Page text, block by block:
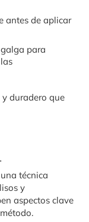
antes de aplicar
para
duradero que
técnica
y
aspectos clave